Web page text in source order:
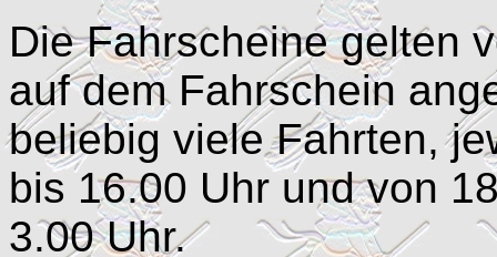
Die Fahrscheine gelten
auf dem Fahrschein
beliebig viele Fahrten,
bis 16.00 Uhr und von
3.00 Uhr.